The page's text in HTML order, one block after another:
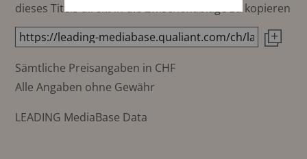
dieses Titels direkt in die Zwischenablage zu kopieren
Sämtliche Preisangaben in CHF
Alle Angaben ohne Gewähr
LEADING MediaBase Data